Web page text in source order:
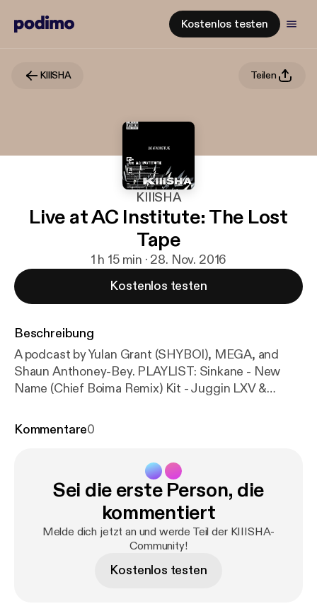
Kostenlos testen
KIIISHA Teilen
KIIISHA
Live at AC Institute: The Lost
Tape
1 h 15 min · 28. Nov. 2016
Kostenlos testen
Beschreibung
A podcast by Yulan Grant (SHYBOI), MEGA, and
Shaun Anthoney-Bey. PLAYLIST: Sinkane - New
Name (Chief Boima Remix) Kit - Juggin LXV &
Rest of Her Was Smoke Pau Pa - fCK
Kommentare0
Sei die erste Person, die
kommentiert
Melde dich jetzt an und werde Teil der KIIISHA-
Community!
Kostenlos testen